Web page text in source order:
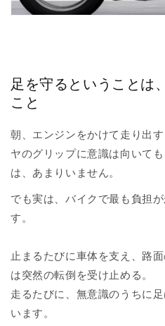
足を守るということは
こと
朝、エンジンをかけて走り出
ヤのグリップに意識は向いて
は、あまりいません。
でも実は、バイクで最も負担
す。
止まるたびに車体を支え、路
は突然の転倒を受け止める。
走るたびに、無意識のうちに
います。